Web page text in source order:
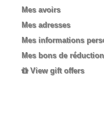
Mes avoirs
Mes adresses
Mes informations
Mes bons de réduction
View gift offers